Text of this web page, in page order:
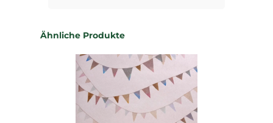
Produktgalerie überspringen
Ähnliche Produkte